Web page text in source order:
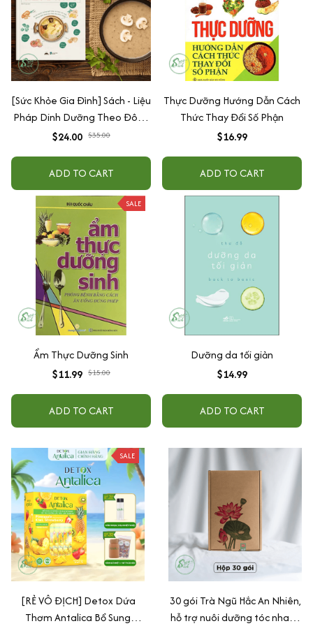
[Sức Khỏe Gia Đình] Sách - Liệu
Pháp Dinh Dưỡng Theo Đông
Y - Gần 60 Công Thức Thực
Gặp
$24.00 $35.00
ADD TO CART
Thực Dưỡng Hướng Dẫn Cách
Thức Thay Đổi Số Phận
$16.99
ADD TO CART
SALE
Ẩm Thực Dưỡng Sinh
$11.99 $15.00
ADD TO CART
Dưỡng da tối giản
$14.99
ADD TO CART
SALE
[RẺ VÔ ĐỊCH] Detox Dứa
Thơm Antalica Bổ Sung
30 gói Trà Ngũ Hắc An Nhiên,
hỗ trợ nuôi dưỡng tóc nhanh